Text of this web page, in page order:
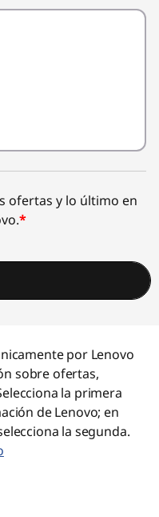
ofertas y lo último en
*
por Lenovo
sobre ofertas,
la primera
de Lenovo; en
la segunda.